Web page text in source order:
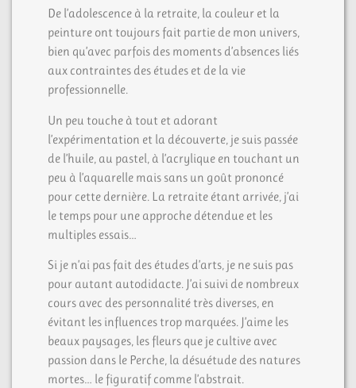
De l’adolescence à la retraite, la couleur et la
peinture ont toujours fait partie de mon univers,
bien qu’avec parfois des moments d’absences liés
aux contraintes des études et de la vie
professionnelle.
Un peu touche à tout et adorant
l’expérimentation et la découverte, je suis passée
de l’huile, au pastel, à l’acrylique en touchant un
peu à l’aquarelle mais sans un goût prononcé
pour cette dernière. La retraite étant arrivée, j’ai
le temps pour une approche détendue et les
multiples essais…
Si je n’ai pas fait des études d’arts, je ne suis pas
pour autant autodidacte. J’ai suivi de nombreux
cours avec des personnalité très diverses, en
évitant les influences trop marquées. J’aime les
beaux paysages, les fleurs que je cultive avec
passion dans le Perche, la désuétude des natures
mortes… le figuratif comme l’abstrait.